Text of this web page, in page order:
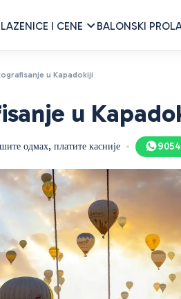
I CENE BALONSKI
u Kapadokiji
u
одмах, платите касније